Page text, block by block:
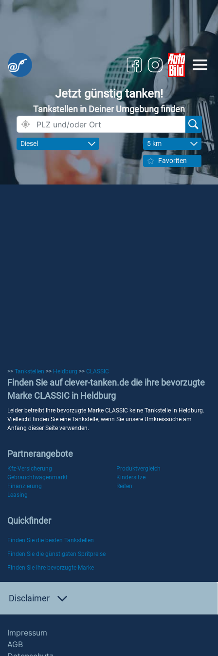
Jetzt günstig tanken!
Tankstellen in Deiner Umgebung finden
Diesel 5 km
Favoriten
>> Tankstellen >> Heldburg >> CLASSIC
Finden Sie auf clever-tanken.de die ihre bevorzugte
Marke CLASSIC in Heldburg
Leider betreibt Ihre bevorzugte Marke CLASSIC keine Tankstelle in Heldburg.
Vielleicht finden Sie eine Tankstelle, wenn Sie unsere Umkreissuche am
Anfang dieser Seite verwenden.
Partnerangebote
Kfz-Versicherung
Produktvergleich
Gebrauchtwagenmarkt
Kindersitze
Finanzierung
Reifen
Leasing
Quickfinder
Finden Sie die besten Tankstellen
Finden Sie die günstigsten Spritpreise
Finden Sie Ihre bevorzugte Marke
Disclaimer
Impressum
AGB